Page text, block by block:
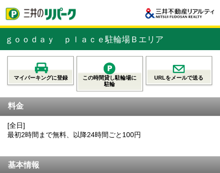
ｇｏｏｄａｙ ｐｌａｃｅ駐輪場Ｂエリア
マイパーキングに登録
この時間貸し駐輪場に
駐輪
URLをメールで送る
料金
[全日]
最初2時間まで無料、以降24時間ごと100円
基本情報